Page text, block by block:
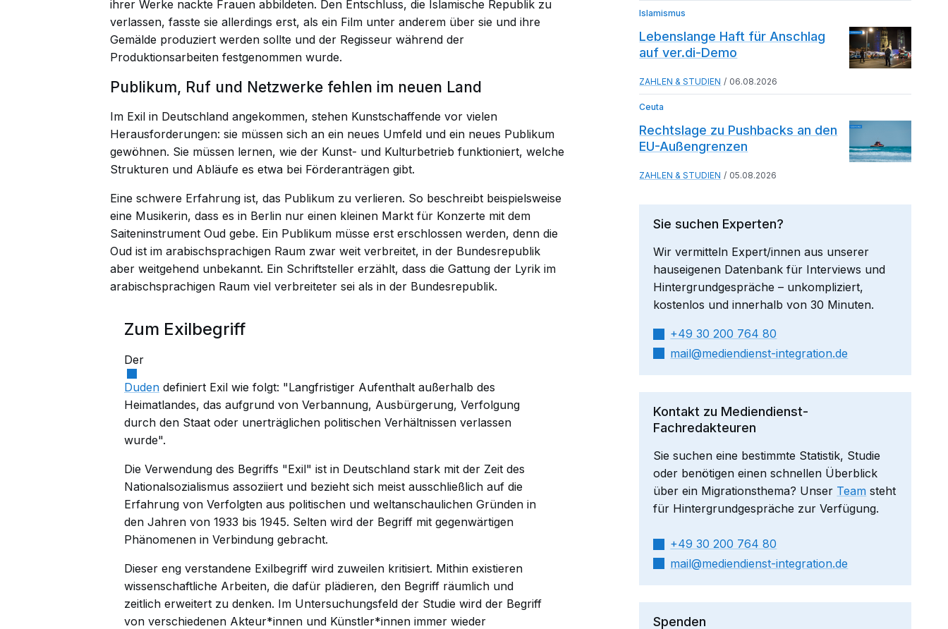
ihrer Werke nackte Frauen abbildeten. Den Entschluss, die Islamische Republik zu
verlassen, fasste sie allerdings erst, als ein Film unter anderem über sie und ihre
Gemälde produziert werden sollte und der Regisseur während der
Produktionsarbeiten festgenommen wurde.
Publikum, Ruf und Netzwerke fehlen im neuen Land
Im Exil in Deutschland angekommen, stehen Kunstschaffende vor vielen
Herausforderungen: sie müssen sich an ein neues Umfeld und ein neues Publikum
gewöhnen. Sie müssen lernen, wie der Kunst- und Kulturbetrieb funktioniert, welche
Strukturen und Abläufe es etwa bei Förderanträgen gibt.
Eine schwere Erfahrung ist, das Publikum zu verlieren. So beschreibt beispielsweise
eine Musikerin, dass es in Berlin nur einen kleinen Markt für Konzerte mit dem
Saiteninstrument Oud gebe. Ein Publikum müsse erst erschlossen werden, denn die
Oud ist im arabischsprachigen Raum zwar weit verbreitet, in der Bundesrepublik
aber weitgehend unbekannt. Ein Schriftsteller erzählt, dass die Gattung der Lyrik im
arabischsprachigen Raum viel verbreiteter sei als in der Bundesrepublik.
Zum Exilbegriff
Der
Duden definiert Exil wie folgt: "Langfristiger Aufenthalt außerhalb des
Heimatlandes, das aufgrund von Verbannung, Ausbürgerung, Verfolgung
durch den Staat oder unerträglichen politischen Verhältnissen verlassen
wurde".
Die Verwendung des Begriffs "Exil" ist in Deutschland stark mit der Zeit des
Nationalsozialismus assoziiert und bezieht sich meist ausschließlich auf die
Erfahrung von Verfolgten aus politischen und weltanschaulichen Gründen in
den Jahren von 1933 bis 1945. Selten wird der Begriff mit gegenwärtigen
Phänomenen in Verbindung gebracht.
Dieser eng verstandene Exilbegriff wird zuweilen kritisiert. Mithin existieren
wissenschaftliche Arbeiten, die dafür plädieren, den Begriff räumlich und
zeitlich erweitert zu denken. Im Untersuchungsfeld der Studie wird der Begriff
von verschiedenen Akteur*innen und Künstler*innen immer wieder
Islamismus
Lebenslange Haft für Anschlag
auf ver.di-Demo
ZAHLEN & STUDIEN 06.08.2026
Ceuta
Rechtslage zu Pushbacks an den
EU-Außengrenzen
ZAHLEN & STUDIEN 05.08.2026
Sie suchen Experten?
Wir vermitteln Expert/innen aus unserer
hauseigenen Datenbank für Interviews und
Hintergrundgespräche – unkompliziert,
kostenlos und innerhalb von 30 Minuten.
+49 30 200 764 80
mail​
mediendienst-integration.de
Kontakt zu Mediendienst-
Fachredakteuren
Sie suchen eine bestimmte Statistik, Studie
oder benötigen einen schnellen Überblick
über ein Migrationsthema? Unser Team steht
für Hintergrundgespräche zur Verfügung.
+49 30 200 764 80
mail​
mediendienst-integration.de
Spenden